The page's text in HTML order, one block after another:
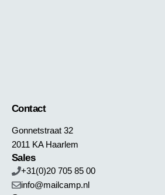
Contact
Gonnetstraat 32
2011 KA Haarlem
Sales
+31(0)20 705 85 00
info@mailcamp.nl